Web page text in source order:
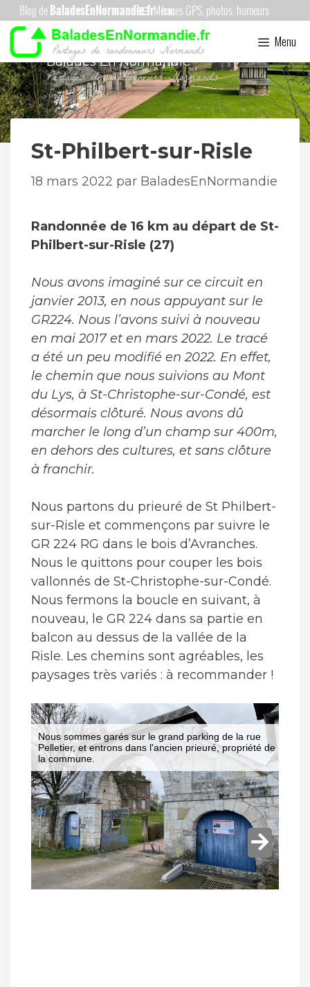
Aller
au
contenu
Menu
Menu
Balades En Normandie
St-Philbert-sur-Risle
18 mars 2022 par BaladesEnNormandie
Randonnée de 16 km au départ de St-
Philbert-sur-Risle (27)
Nous avons imaginé sur ce circuit en
janvier 2013, en nous appuyant sur le
GR224. Nous l’avons suivi à nouveau
en mai 2017 et en mars 2022. Le tracé
a été un peu modifié en 2022. En effet,
le chemin que nous suivions au Mont
du Lys, à St-Christophe-sur-Condé, est
désormais clôturé. Nous avons dû
marcher le long d’un champ sur 400m,
en dehors des cultures, et sans clôture
à franchir.
Nous partons du prieuré de St Philbert-
sur-Risle et commençons par suivre le
GR 224 RG dans le bois d’Avranches.
Nous le quittons pour couper les bois
vallonnés de St-Christophe-sur-Condé.
Nous fermons la boucle en suivant, à
nouveau, le GR 224 dans sa partie en
balcon au dessus de la vallée de la
Risle. Les chemins sont agréables, les
paysages très variés : à recommander !